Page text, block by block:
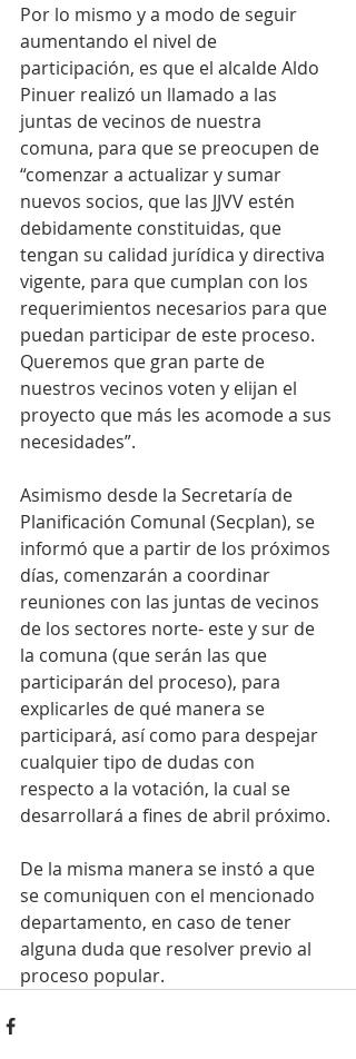
Por lo mismo y a modo de seguir
aumentando el nivel de
participación, es que el alcalde Aldo
Pinuer realizó un llamado a las
juntas de vecinos de nuestra
comuna, para que se preocupen de
“comenzar a actualizar y sumar
nuevos socios, que las JJVV estén
debidamente constituidas, que
tengan su calidad jurídica y directiva
vigente, para que cumplan con los
requerimientos necesarios para que
puedan participar de este proceso.
Queremos que gran parte de
nuestros vecinos voten y elijan el
proyecto que más les acomode a sus
necesidades”.
Asimismo desde la Secretaría de
Planificación Comunal (Secplan), se
informó que a partir de los próximos
días, comenzarán a coordinar
reuniones con las juntas de vecinos
de los sectores norte- este y sur de
la comuna (que serán las que
participarán del proceso), para
explicarles de qué manera se
participará, así como para despejar
cualquier tipo de dudas con
respecto a la votación, la cual se
desarrollará a fines de abril próximo.
De la misma manera se instó a que
se comuniquen con el mencionado
departamento, en caso de tener
alguna duda que resolver previo al
proceso popular.